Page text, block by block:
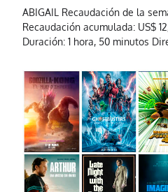
ABIGAIL Recaudación de la
Recaudación acumulada: US$
Duración: 1 hora, 50 minutos